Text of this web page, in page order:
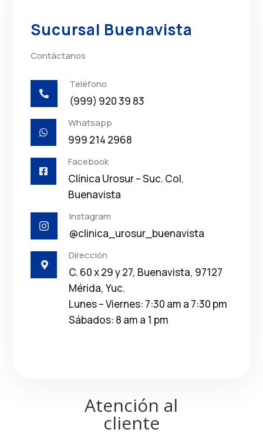
Sucursal Buenavista
Contáctanos

Teléfono
(999) 920 39 83

Whatsapp
999 214 2968

Facebook
Clínica Urosur – Suc. Col.
Buenavista

Instagram
@clinica_urosur_buenavista

Dirección
C. 60 x 29 y 27, Buenavista, 97127
Mérida, Yuc.
Lunes – Viernes: 7:30 am a 7:30 pm
Sábados: 8 am a 1 pm
Atención al
cliente